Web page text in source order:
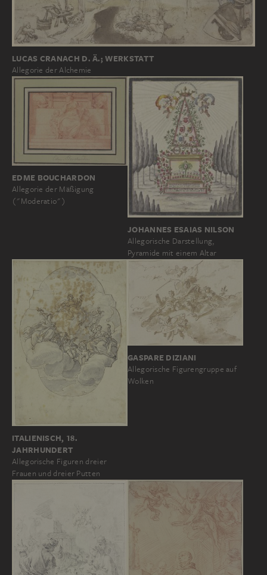
LUCAS CRANACH D. Ä.; WERKSTATT
Allegorie der Alchemie
EDME BOUCHARDON
Allegorie der Mäßigung
("Moderatio")
JOHANNES ESAIAS NILSON
Allegorische Darstellung,
Pyramide mit einem Altar
ITALIENISCH, 18.
JAHRHUNDERT
Allegorische Figuren dreier
Frauen und dreier Putten
GASPARE DIZIANI
Allegorische Figurengruppe auf
Wolken